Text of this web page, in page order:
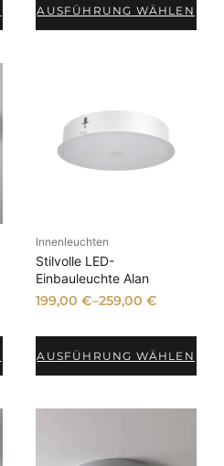
AUSFÜHRUNG WÄHLEN
Innenleuchten
Stilvolle LED-
Einbauleuchte Alan
199,00 €–259,00 €
AUSFÜHRUNG WÄHLEN